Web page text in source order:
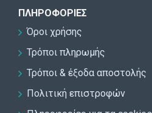
ΠΛΗΡΟΦΟΡΊΕΣ
Όροι χρήσης
Τρόποι πληρωμής
Τρόποι & έξοδα αποστολής
Πολιτική επιστροφών